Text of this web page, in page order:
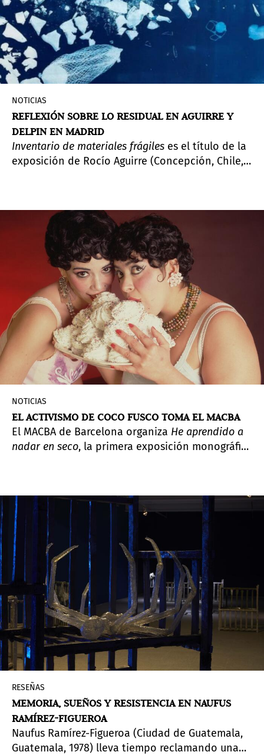
NOTICIAS
REFLEXIÓN SOBRE LO RESIDUAL EN AGUIRRE Y
DELPIN EN MADRID
Inventario de materiales frágiles es el título de la
exposición de Rocío Aguirre (Concepción, Chile,
España, Fundación Chile-España y PHotoESPAÑA,
la muestra reúne dos proyectos de carácter
independiente en el lenguaje, aunque con una
sintonía en lo conceptual en torno a la atención
a lo residual.
NOTICIAS
EL ACTIVISMO DE COCO FUSCO TOMA EL MACBA
El MACBA de Barcelona organiza He aprendido a
nadar en seco, la primera exposición monográfica
título inspirado en la primera frase del
microrrelato de Virgilio Peña Natación, presenta
un recorrido por varios núcleos que pivotan
alrededor de la palabra, el lenguaje y el silencio,
así como la semiótica y el simbolismo que
rodean estos temas.
RESEÑAS
MEMORIA, SUEÑOS Y RESISTENCIA EN NAUFUS
RAMÍREZ-FIGUEROA
Naufus Ramírez-Figueroa (Ciudad de Guatemala,
Guatemala, 1978) lleva tiempo reclamando una